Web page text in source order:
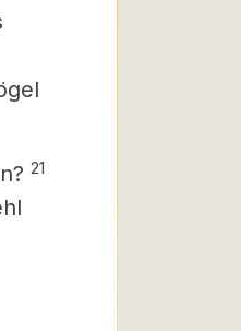
21